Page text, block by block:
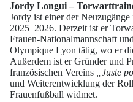
Jordy Longui –
Jordy ist einer der
2025–2026. Derzeit ist er
Frauen-Nationalmannschaft
Olympique Lyon tätig, wo er
Außerdem ist er Gründer und
französischen Vereins „Juste
und Weiterentwicklung der
Frauenfußball widmet.